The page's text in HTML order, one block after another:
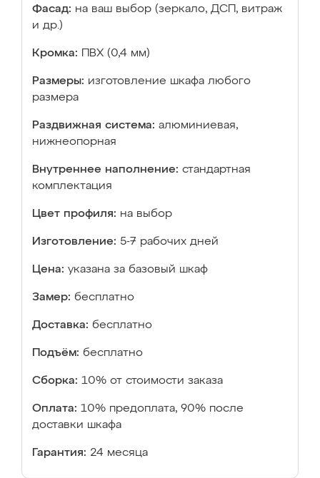
Фасад: на ваш выбор (зеркало, ДСП, витраж
и др.)
Кромка: ПВХ (0,4 мм)
Размеры: изготовление шкафа любого
размера
Раздвижная система: алюминиевая,
нижнеопорная
Внутреннее наполнение: стандартная
комплектация
Цвет профиля: на выбор
Изготовление: 5-7 рабочих дней
Цена: указана за базовый шкаф
Замер: бесплатно
Доставка: бесплатно
Подъём: бесплатно
Сборка: 10% от стоимости заказа
Оплата: 10% предоплата, 90% после
доставки шкафа
Гарантия: 24 месяца